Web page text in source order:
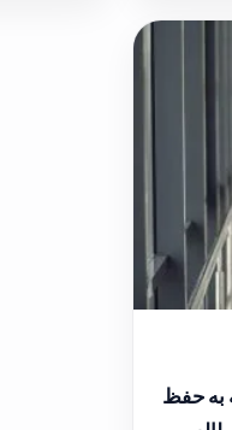
به حفظ